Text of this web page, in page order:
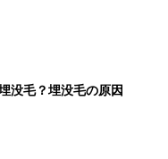
没毛？埋没毛の原因